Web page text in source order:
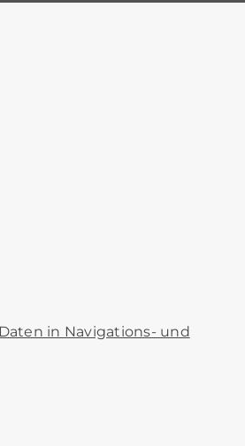
in Navigations- und